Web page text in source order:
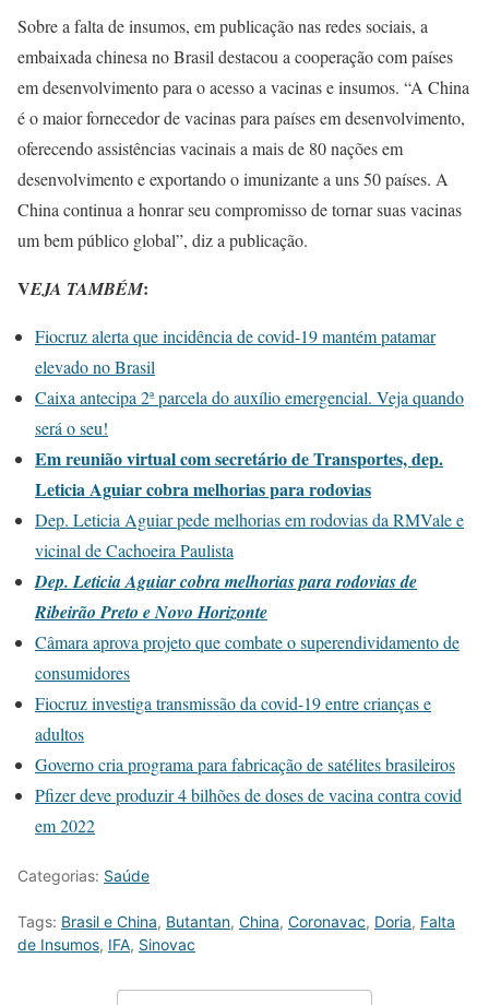
Sobre a falta de insumos, em publicação nas redes sociais, a
embaixada chinesa no Brasil destacou a cooperação com países
em desenvolvimento para o acesso a vacinas e insumos. “A China
é o maior fornecedor de vacinas para países em desenvolvimento,
oferecendo assistências vacinais a mais de 80 nações em
desenvolvimento e exportando o imunizante a uns 50 países. A
China continua a honrar seu compromisso de tornar suas vacinas
um bem público global”, diz a publicação.
VEJA TAMBÉM:
Fiocruz alerta que incidência de covid-19 mantém patamar
elevado no Brasil
Caixa antecipa 2ª parcela do auxílio emergencial. Veja quando
será o seu!
Em reunião virtual com secretário de Transportes, dep.
Leticia Aguiar cobra melhorias para rodovias
Dep. Leticia Aguiar pede melhorias em rodovias da RMVale e
vicinal de Cachoeira Paulista
Dep. Leticia Aguiar cobra melhorias para rodovias de
Ribeirão Preto e Novo Horizonte
Câmara aprova projeto que combate o superendividamento de
consumidores
Fiocruz investiga transmissão da covid-19 entre crianças e
adultos
Governo cria programa para fabricação de satélites brasileiros
Pfizer deve produzir 4 bilhões de doses de vacina contra covid
em 2022
Categorias: Saúde
Tags: Brasil e China, Butantan, China, Coronavac, Doria, Falta
de Insumos, IFA, Sinovac